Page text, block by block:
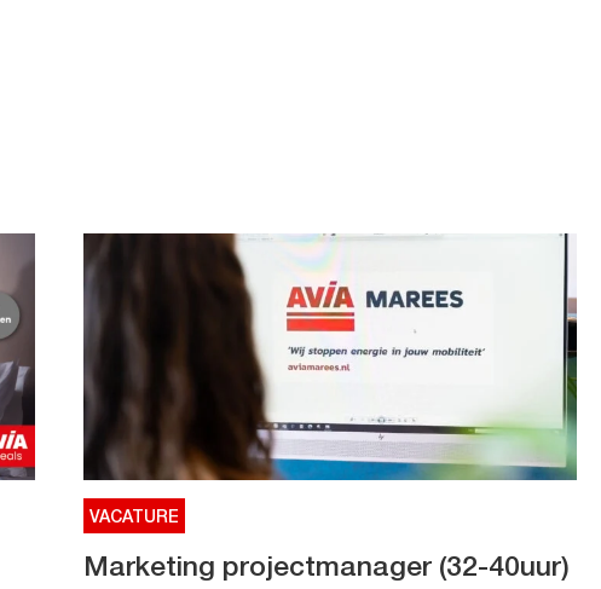
VACATURE
Marketing projectmanager (32-40uur)